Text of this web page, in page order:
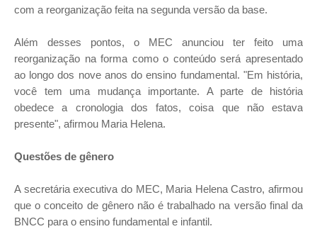
com a reorganização feita na segunda versão da base.
Além desses pontos, o MEC anunciou ter feito uma
reorganização na forma como o conteúdo será apresentado
ao longo dos nove anos do ensino fundamental. "Em história,
você tem uma mudança importante. A parte de história
obedece a cronologia dos fatos, coisa que não estava
presente", afirmou Maria Helena.
Questões de gênero
A secretária executiva do MEC, Maria Helena Castro, afirmou
que o conceito de gênero não é trabalhado na versão final da
BNCC para o ensino fundamental e infantil.